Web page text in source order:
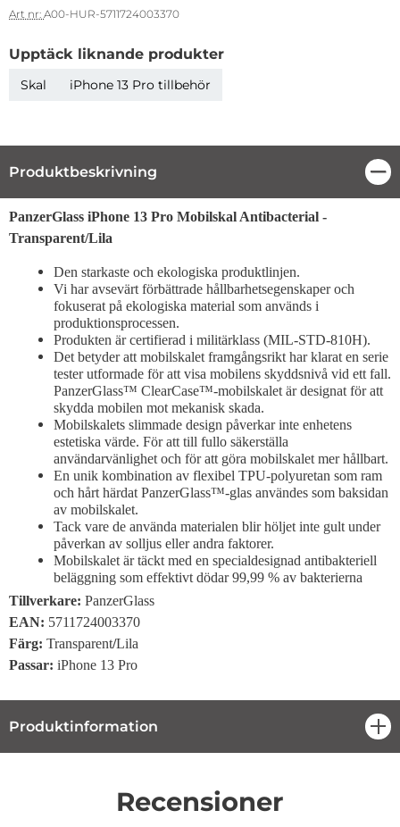
Art nr: A00-HUR-5711724003370
Upptäck liknande produkter
Skal iPhone 13 Pro tillbehör
Produktbeskrivning
Produktbeskrivning
PanzerGlass iPhone 13 Pro Mobilskal Antibacterial -
Transparent/Lila
Den starkaste och ekologiska produktlinjen.
Vi har avsevärt förbättrade hållbarhetsegenskaper och
fokuserat på ekologiska material som används i
produktionsprocessen.
Produkten är certifierad i militärklass (MIL-STD-810H).
Det betyder att mobilskalet framgångsrikt har klarat en serie
tester utformade för att visa mobilens skyddsnivå vid ett fall.
PanzerGlass™ ClearCase™-mobilskalet är designat för att
skydda mobilen mot mekanisk skada.
Mobilskalets slimmade design påverkar inte enhetens
estetiska värde. För att till fullo säkerställa
användarvänlighet och för att göra mobilskalet mer hållbart.
En unik kombination av flexibel TPU-polyuretan som ram
och hårt härdat PanzerGlass™-glas användes som baksidan
av mobilskalet.
Tack vare de använda materialen blir höljet inte gult under
påverkan av solljus eller andra faktorer.
Mobilskalet är täckt med en specialdesignad antibakteriell
beläggning som effektivt dödar 99,99 % av bakterierna
Tillverkare: PanzerGlass
EAN: 5711724003370
Färg: Transparent/Lila
Passar: iPhone 13 Pro
Produktinformation
Recensioner